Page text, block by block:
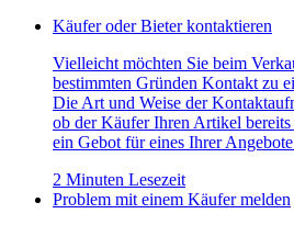
Käufer oder Bieter kontaktieren
Vielleicht möchten Sie beim
bestimmten Gründen Kontakt zu
Die Art und Weise der
ob der Käufer Ihren Artikel
ein Gebot für eines Ihrer
2 Minuten Lesezeit
Problem mit einem Käufer melden